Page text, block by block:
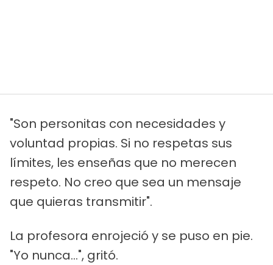
"Son personitas con necesidades y
voluntad propias. Si no respetas sus
límites, les enseñas que no merecen
respeto. No creo que sea un mensaje
que quieras transmitir".
La profesora enrojeció y se puso en pie.
"Yo nunca...", gritó.